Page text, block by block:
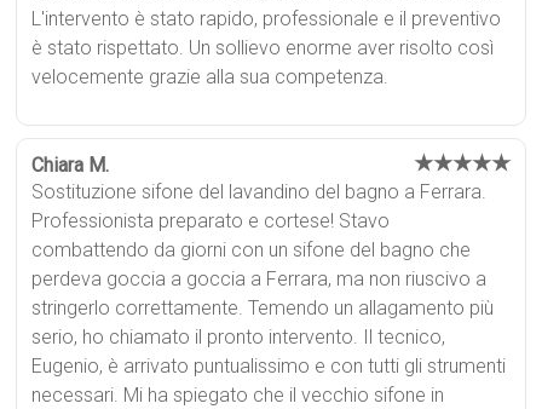
L'intervento è stato rapido, professionale e il preventivo
è stato rispettato. Un sollievo enorme aver risolto così
velocemente grazie alla sua competenza.
Chiara M. ★★★★★
Sostituzione sifone del lavandino del bagno a Ferrara.
Professionista preparato e cortese! Stavo
combattendo da giorni con un sifone del bagno che
perdeva goccia a goccia a Ferrara, ma non riuscivo a
stringerlo correttamente. Temendo un allagamento più
serio, ho chiamato il pronto intervento. Il tecnico,
Eugenio, è arrivato puntualissimo e con tutti gli strumenti
necessari. Mi ha spiegato che il vecchio sifone in